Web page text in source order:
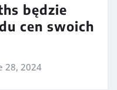
będzie
cen swoich
28, 2024